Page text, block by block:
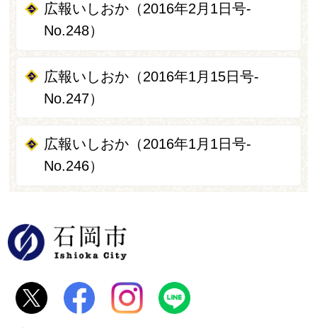
広報いしおか（2016年2月1日号-
No.248）
広報いしおか（2016年1月15日号-
No.247）
広報いしおか（2016年1月1日号-
No.246）